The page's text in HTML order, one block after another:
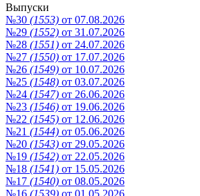
Выпуски
№30 (1553) от 07.08.2026
№29 (1552) от 31.07.2026
№28 (1551) от 24.07.2026
№27 (1550) от 17.07.2026
№26 (1549) от 10.07.2026
№25 (1548) от 03.07.2026
№24 (1547) от 26.06.2026
№23 (1546) от 19.06.2026
№22 (1545) от 12.06.2026
№21 (1544) от 05.06.2026
№20 (1543) от 29.05.2026
№19 (1542) от 22.05.2026
№18 (1541) от 15.05.2026
№17 (1540) от 08.05.2026
№16 (1539) от 01.05.2026